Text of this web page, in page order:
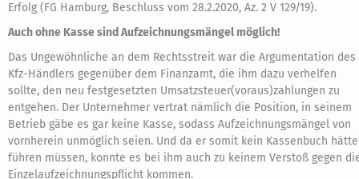
Erfolg (FG Hamburg, Beschluss vom 28.2.2020, Az. 2 V 129/19).
Auch ohne Kasse sind Aufzeichnungsmängel möglich!
Das Ungewöhnliche an dem Rechtsstreit war die Argumentation des
Kfz-Händlers gegenüber dem Finanzamt, die ihm dazu verhelfen
sollte, den neu festgesetzten Umsatzsteuer(voraus)zahlungen zu
entgehen. Der Unternehmer vertrat nämlich die Position, in seinem
Betrieb gäbe es gar keine Kasse, sodass Aufzeichnungsmängel von
vornherein unmöglich seien. Und da er somit kein Kassenbuch hätte
führen müssen, konnte es bei ihm auch zu keinem Verstoß gegen
Einzelaufzeichnungspflicht kommen.